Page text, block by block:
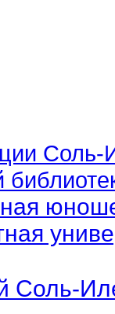
Соль-
Соль-